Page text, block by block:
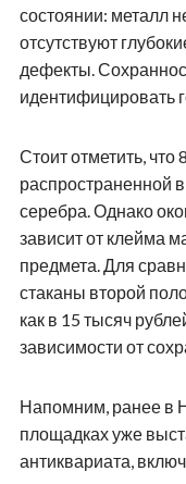
состоянии: металл
отсутствуют
дефекты.
идентифицировать
Стоит отметить,
распространенной
серебра. Однако
зависит от клейма
предмета. Для
стаканы второй
как в 15 тысяч
зависимости от
Напомним, ранее в
площадках уже
антиквариата,